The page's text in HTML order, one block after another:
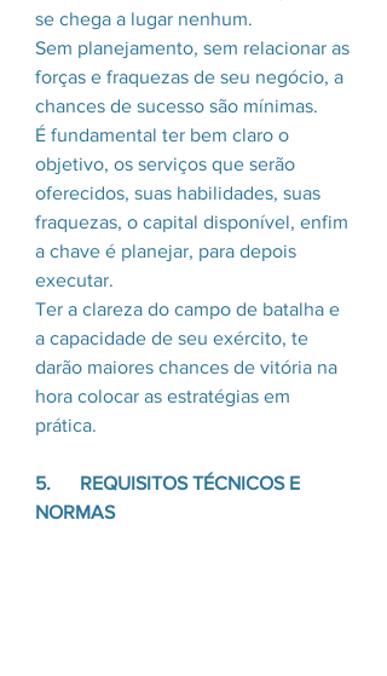
se chega a lugar nenhum.
Sem planejamento, sem relacionar as
forças e fraquezas de seu negócio, a
chances de sucesso são mínimas.
É fundamental ter bem claro o
objetivo, os serviços que serão
oferecidos, suas habilidades, suas
fraquezas, o capital disponível, enfim
a chave é planejar, para depois
executar.
Ter a clareza do campo de batalha e
a capacidade de seu exército, te
darão maiores chances de vitória na
hora colocar as estratégias em
prática.
5.      REQUISITOS TÉCNICOS E
NORMAS